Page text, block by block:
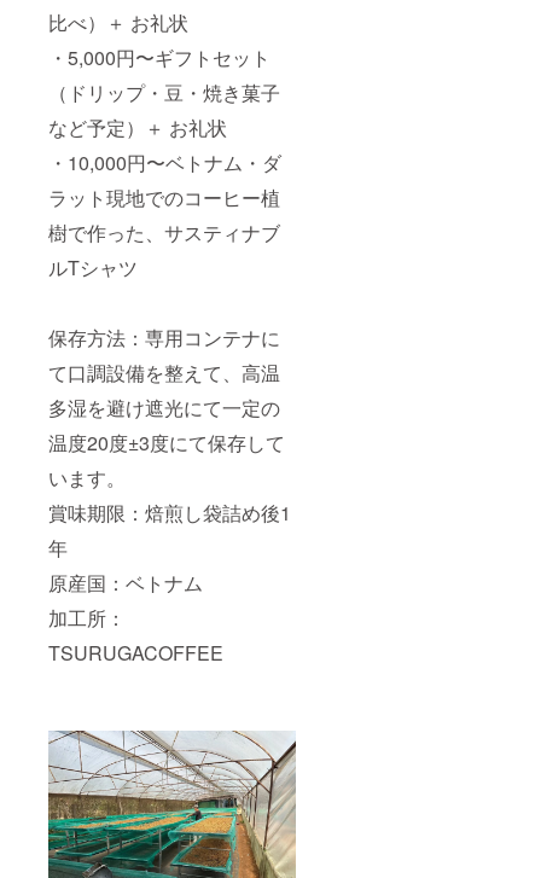
比べ）＋ お礼状
・5,000円〜ギフトセット
（ドリップ・豆・焼き菓子
など予定）＋ お礼状
・10,000円〜ベトナム・ダ
ラット現地でのコーヒー植
樹で作った、サスティナブ
ルTシャツ
保存方法：専用コンテナに
て口調設備を整えて、高温
多湿を避け遮光にて一定の
温度20度±3度にて保存して
います。
賞味期限：焙煎し袋詰め後1
年
原産国：ベトナム
加工所：
TSURUGACOFFEE